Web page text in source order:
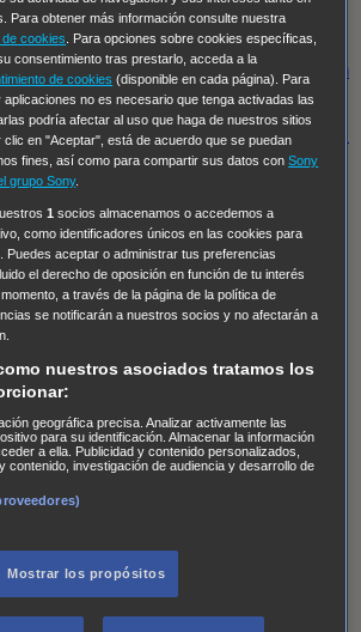
Diez libras y un sueño Mr Loverman
III NUEVE CUERPOS Los últimos
infinita Sing Street Cobra Kai
Tom
Country Los casos de Susan Ryeland:
Twisted Metal Mentes Criminales:
de Choque Ricki Los Misterios de
Orleans Pandora En fuera de juego
margen de la ley Duplicated Preacher
Kind Intersecciones DOC Bite Club
Circuito cerrado
desaparecidas
Mad Dogs
La Sustituta
blanco
Sex Three PinesAccused Carter
Lines Einstein Sobrenatural Cómo
asesino
Ajuste de Cuentas
Mentes Criminales
BulletproofAnnika Lincoln Rhyme:
Para obtener más información consulte nuestra
cookies
. Para opciones sobre cookies específicas,
consentimiento tras prestarlo, acceda a la
de cookies (disponible en cada página). Para
no es necesario que tenga activadas las
podría afectar al uso que haga de nuestros sitios
clic en "Aceptar", está de acuerdo que se puedan
fines, así como para compartir sus datos conSony
grupo Sony.
1 socios almacenamos o accedemos a
como identificadores únicos en las cookies para
Puedes aceptar o administrar tus preferencias
el derecho de oposición en función de tu interés
a través de la página de la política de
se notificarán a nuestros socios y no afectarán a
nuestros asociados tratamos los
geográfica precisa. Analizar activamente las
para su identificación. Almacenar la información
a ella. Publicidad y contenido personalizados,
contenido, investigación de audiencia y desarrollo de
Mostrar los propósitos